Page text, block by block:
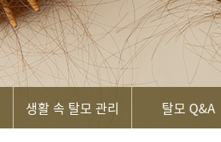
생활 속 탈모 관리 탈모 Q&A